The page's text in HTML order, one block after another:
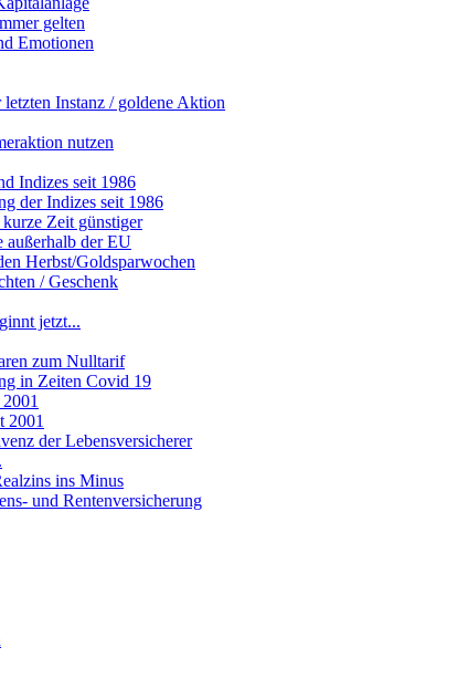
gelten
Emotionen
Instanz / goldene Aktion
nutzen
Indizes seit 1986
der Indizes seit 1986
Zeit günstiger
außerhalb der EU
Herbst/Goldsparwochen
/ Geschenk
jetzt...
zum Nulltarif
in Zeiten Covid 19
2001
der Lebensversicherer
ins Minus
und Rentenversicherung